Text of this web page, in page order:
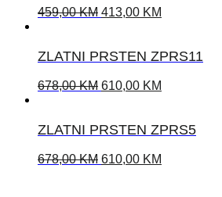
459,00KM 413,00 KM
ZLATNI PRSTEN ZPRS11
678,00KM 610,00 KM
ZLATNI PRSTEN ZPRS5
678,00KM 610,00 KM